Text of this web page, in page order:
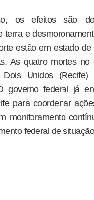
os efeitos são
terra e
estão em estado
As quatro mortes
Unidos
governo federal já
para coordenar
monitoramento
federal de